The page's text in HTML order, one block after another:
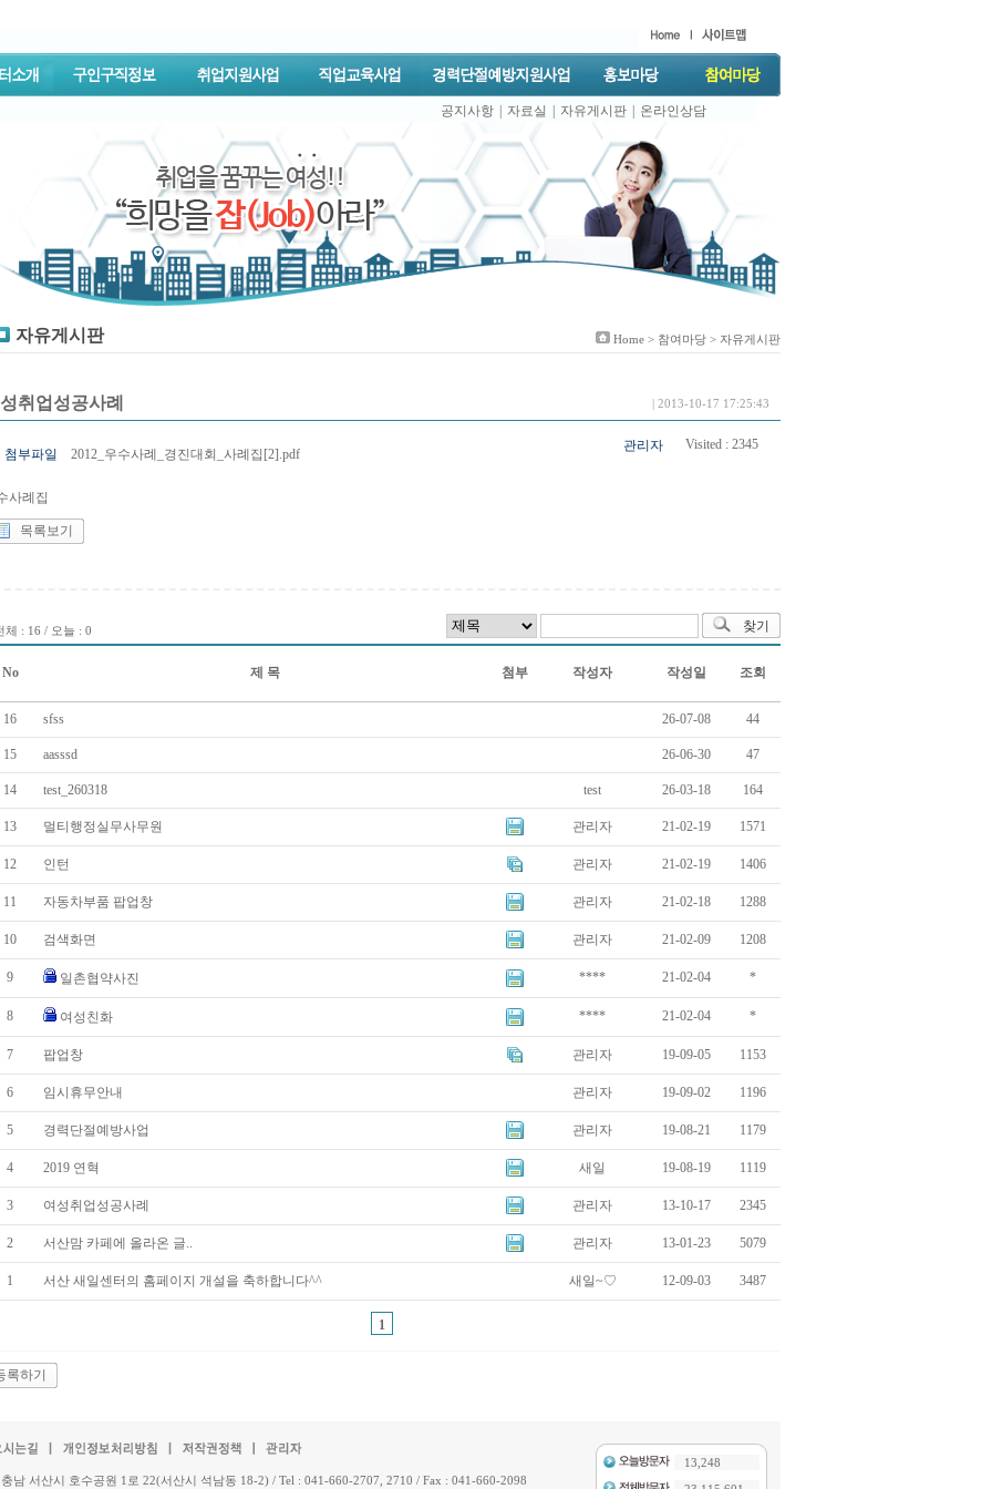
공지사항 자료실 자유게시판 온라인상담
자유게시판 Home > 참여마당 > 자유게시판
취업성공사례 | 2013-10-17 17:25:43
관리자 Visited : 2345
첨부파일 2012_우수사례_경진대회_사례집[2].pdf
사례집
목록보기
체 : 16 / 오늘 : 0
No 제 목 첨부 작성자 작성일 조회
16 sfss 26-07-08 44
15 aasssd 26-06-30 47
14 test_260318 test 26-03-18 164
13 멀티행정실무사무원 관리자 21-02-19 1571
12 인턴 관리자 21-02-19 1406
11 자동차부품 팝업창 관리자 21-02-18 1288
10 검색화면 관리자 21-02-09 1208
9 일촌협약사진 **** 21-02-04 *
8 여성친화 **** 21-02-04 *
7 팝업창 관리자 19-09-05 1153
6 임시휴무안내 관리자 19-09-02 1196
5 경력단절예방사업 관리자 19-08-21 1179
4 2019 연혁 새일 19-08-19 1119
3 여성취업성공사례 관리자 13-10-17 2345
2 서산맘 카페에 올라온 글.. 관리자 13-01-23 5079
1 서산 새일센터의 홈페이지 개설을 축하합니다^^ 새일~♡ 12-09-03 3487
1
록하기
남 서산시 호수공원 1로 22(서산시 석남동 18-2) / Tel : 041-660-2707, 2710 / Fax : 041-660-2098
13,248